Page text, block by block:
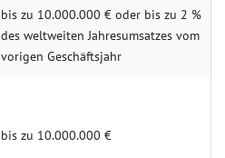
bis zu 10.000.000 € oder bis zu 2 %
des weltweiten Jahresumsatzes vom
vorigen Geschäftsjahr
bis zu 10.000.000 €